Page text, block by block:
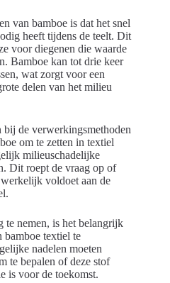
van bamboe is dat het snel
heeft tijdens de teelt. Dit
voor diegenen die waarde
Bamboe kan tot drie keer
wat zorgt voor een
delen van het milieu
bij de verwerkingsmethoden
om te zetten in textiel
milieuschadelijke
Dit roept de vraag op of
voldoet aan de
te nemen, is het belangrijk
bamboe textiel te
nadelen moeten
te bepalen of deze stof
is voor de toekomst.